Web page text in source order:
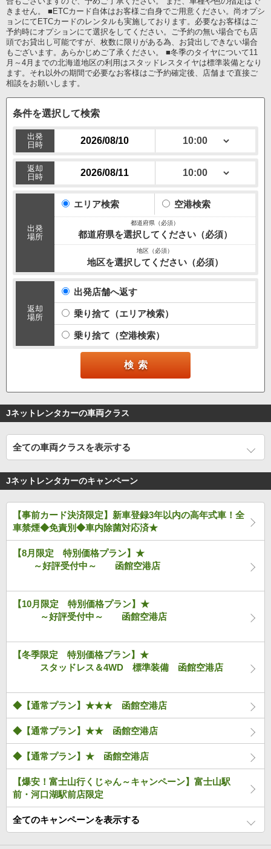
きません。 ■ETCカード自体はお客様ご自身でご用意ください。尚オプシ
ョンにてETCカードのレンタルも実施しております。必要なお客様はご
予約時にオプションにて選択をしてください。ご予約の無い場合でも店
頭でお貸出し可能ですが、枚数に限りがある為、お貸出しできない場合
もございます。あらかじめご了承ください。 ■冬季のタイヤについて11
月～4月までの北海道地区の利用はスタッドレスタイヤは標準装備となり
ます。それ以外の期間で必要なお客様はご予約確定後、店舗まで直接ご
相談をお願いします。
条件を選択して検索
出発
日時
返却
日時
出発
場所
エリア検索 空港検索
都道府県を選択してください（必須）
地区を選択してください（必須）
返却
場所
出発店舗へ返す
乗り捨て（エリア検索）
乗り捨て（空港検索）
Jネットレンタカーの車両クラス
全ての車両クラスを表示する
Jネットレンタカーのキャンペーン
【事前カード決済限定】新車登録3年以内の高年式車！全
車禁煙◆免責別◆車内除菌対応済★
【8月限定 特別価格プラン】★
～好評受付中～ 函館空港店
【10月限定 特別価格プラン】★
～好評受付中～ 函館空港店
【冬季限定 特別価格プラン】★
スタッドレス＆4WD 標準装備 函館空港店
◆【通常プラン】★★★ 函館空港店
◆【通常プラン】★★ 函館空港店
◆【通常プラン】★ 函館空港店
【爆安！富士山行くじゃん～キャンペーン】富士山駅
前・河口湖駅前店限定
全てのキャンペーンを表示する